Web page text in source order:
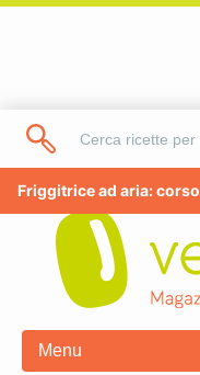
Friggitrice ad aria: corso
Menu